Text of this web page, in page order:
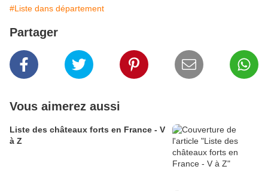
#Liste dans département
Partager
Vous aimerez aussi
Liste des châteaux forts en France - V
à Z